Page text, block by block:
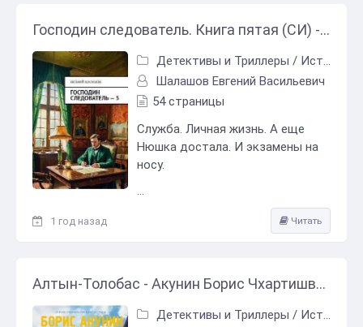
Господин следователь. Книга пятая (СИ) - Шалашов Евгений Васильевич
Детективы и Триллеры / Исторический детектив
Шалашов Евгений Васильевич
54 страницы
Служба. Личная жизнь. А еще
Нюшка достала. И экзамены на
носу.
...
1 год назад Читать
Алтын-Толобас - Акунин Борис Чхартишвили Григорий Шалвович
Детективы и Триллеры / Исторический детектив